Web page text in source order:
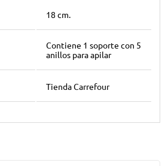
18 cm.
Contiene 1 soporte con 5
anillos para apilar
Tienda Carrefour